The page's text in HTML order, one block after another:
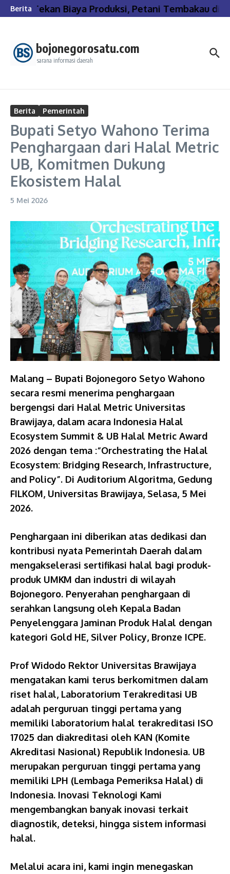
Lewati ke konten
BeritaTekan Biaya Produksi, Petani Tembakau di
bojonegorosatu.com
sarana informasi daerah
Berita Pemerintah
Bupati Setyo Wahono Terima
Penghargaan dari Halal Metric
UB, Komitmen Dukung
Ekosistem Halal
5 Mei 2026
Malang – Bupati Bojonegoro Setyo Wahono
secara resmi menerima penghargaan
bergengsi dari Halal Metric Universitas
Brawijaya, dalam acara Indonesia Halal
Ecosystem Summit & UB Halal Metric Award
2026 dengan tema :“Orchestrating the Halal
Ecosystem: Bridging Research, Infrastructure,
and Policy”. Di Auditorium Algoritma, Gedung
FILKOM, Universitas Brawijaya, Selasa, 5 Mei
2026.
Penghargaan ini diberikan atas dedikasi dan
kontribusi nyata Pemerintah Daerah dalam
mengakselerasi sertifikasi halal bagi produk-
produk UMKM dan industri di wilayah
Bojonegoro. Penyerahan penghargaan di
serahkan langsung oleh Kepala Badan
Penyelenggara Jaminan Produk Halal dengan
kategori Gold HE, Silver Policy, Bronze ICPE.
Prof Widodo Rektor Universitas Brawijaya
mengatakan kami terus berkomitmen dalam
riset halal, Laboratorium Terakreditasi UB
adalah perguruan tinggi pertama yang
memiliki laboratorium halal terakreditasi ISO
17025 dan diakreditasi oleh KAN (Komite
Akreditasi Nasional) Republik Indonesia. UB
merupakan perguruan tinggi pertama yang
memiliki LPH (Lembaga Pemeriksa Halal) di
Indonesia. Inovasi Teknologi Kami
mengembangkan banyak inovasi terkait
diagnostik, deteksi, hingga sistem informasi
halal.
Melalui acara ini, kami ingin menegaskan